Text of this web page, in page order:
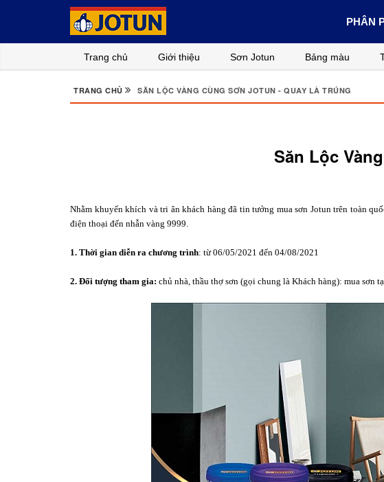
PHÂN
Trang chủ Giới thiệu Sơn Jotun Bảng màu
TRANG CHỦ SĂN LỘC VÀNG CÙNG SƠN JOTUN - QUAY LÀ TRÚNG
Săn Lộc
Nhằm khuyến khích và tri ân khách hàng đã tin tưởng mua sơn Jotun trên toàn
điện thoại đến nhẫn vàng 9999.
1. Thời gian diễn ra chương trình: từ 06/05/2021 đến 04/08/2021
2. Đối tượng tham gia: chủ nhà, thầu thợ sơn (gọi chung là Khách hàng): mua sơn